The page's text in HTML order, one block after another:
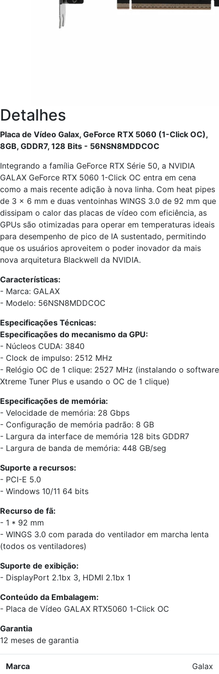
Detalhes
Placa de Vídeo Galax, GeForce RTX 5060 (1-Click OC),
8GB, GDDR7, 128 Bits - 56NSN8MDDCOC
Integrando a família GeForce RTX Série 50, a NVIDIA
GALAX GeForce RTX 5060 1-Click OC entra em cena
como a mais recente adição à nova linha. Com heat pipes
de 3 x 6 mm e duas ventoinhas WINGS 3.0 de 92 mm que
dissipam o calor das placas de vídeo com eficiência, as
GPUs são otimizadas para operar em temperaturas ideais
para desempenho de pico de IA sustentado, permitindo
que os usuários aproveitem o poder inovador da mais
nova arquitetura Blackwell da NVIDIA.
Características:
- Marca: GALAX
- Modelo: 56NSN8MDDCOC
Especificações Técnicas:
Especificações do mecanismo da GPU:
- Núcleos CUDA: 3840
- Clock de impulso: 2512 MHz
- Relógio OC de 1 clique: 2527 MHz (instalando o software
Xtreme Tuner Plus e usando o OC de 1 clique)
Especificações de memória:
- Velocidade de memória: 28 Gbps
- Configuração de memória padrão: 8 GB
- Largura da interface de memória 128 bits GDDR7
- Largura de banda de memória: 448 GB/seg
Suporte a recursos:
- PCI-E 5.0
- Windows 10/11 64 bits
Recurso de fã:
- 1 * 92 mm
- WINGS 3.0 com parada do ventilador em marcha lenta
(todos os ventiladores)
Suporte de exibição:
- DisplayPort 2.1bx 3, HDMI 2.1bx 1
Conteúdo da Embalagem:
- Placa de Vídeo GALAX RTX5060 1-Click OC
Garantia
12 meses de garantia
Marca Galax